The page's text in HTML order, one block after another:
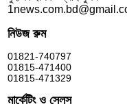
নিউজ রুম
01821-740797
01815-471400
01815-471329
মার্কেটিং ও সেলস